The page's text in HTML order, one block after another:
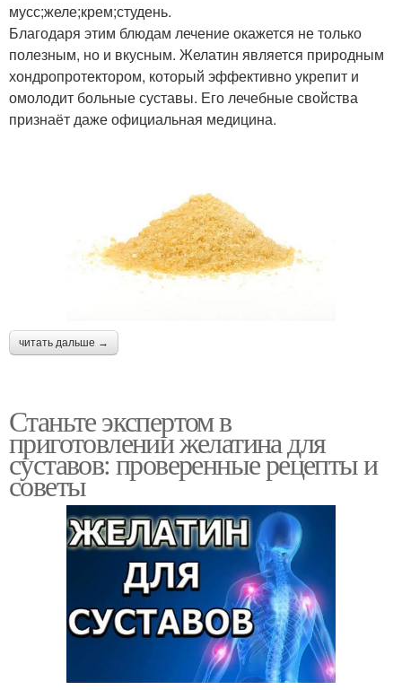
мусс;желе;крем;студень.
Благодаря этим блюдам лечение окажется не только
полезным, но и вкусным. Желатин является природным
хондропротектором, который эффективно укрепит и
омолодит больные суставы. Его лечебные свойства
признаёт даже официальная медицина.
читать дальше →
Станьте экспертом в
приготовлении желатина для
суставов: проверенные рецепты и
советы